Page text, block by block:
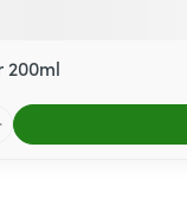
200ml